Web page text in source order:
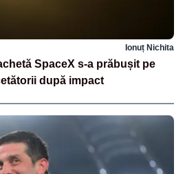
Ionuț Nichita
SpaceX s-a prăbușit pe
după impact